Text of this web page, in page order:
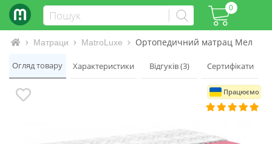
0
Інтернет-магазин матраців та ліжок
Матраци MatroLuxe Ортопедичний матрац
Огляд товару Характеристики Відгуків (3) Сертифікати
Працюємо